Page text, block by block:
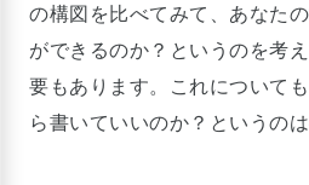
の構図を比べてみて、あなた
ができるのか？というのを考
要もあります。これについて
ら書いていいのか？というの